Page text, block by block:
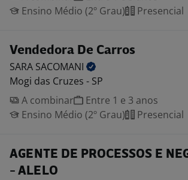
Ensino Médio (2º Grau)
Presencial
Vendedora De Carros
SARA SACOMANI
Mogi das Cruzes - SP
A combinar
Entre 1 e 3 anos
Ensino Médio (2º Grau)
Presencial
AGENTE DE PROCESSOS E
- ALELO